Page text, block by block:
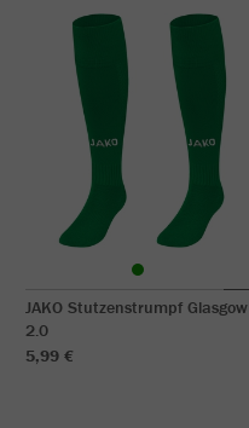
JAKO Stutzenstrumpf Glasgow
2.0
5,99 €